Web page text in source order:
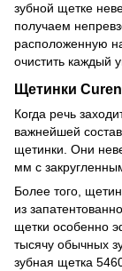
зубной щетке
получаем
расположенную
очистить каждый
Щетинки
Когда речь
важнейшей
щетинки. Они
мм с
Более того,
из
щетки особенно
тысячу обычных
зубная щетка